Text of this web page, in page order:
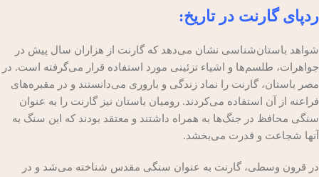
ردپای گارنت در تاریخ:
شواهد باستان‌شناسی نشان می‌دهد که گارنت از هزاران سال پیش در
جواهرات، طلسم‌ها و اشیاء تزئینی مورد استفاده قرار می‌گرفته است. در
مصر باستان، گارنت را نماد زندگی و باروری می‌دانستند و در مقبره‌های
فراعنه از آن استفاده می‌کردند. رومیان باستان نیز گارنت را به عنوان
سنگی محافظ در جنگ‌ها به همراه داشتند و معتقد بودند که این سنگ به
آنها شجاعت و قدرت می‌بخشد.
در قرون وسطی، گارنت به عنوان سنگی مقدس شناخته می‌شد و در